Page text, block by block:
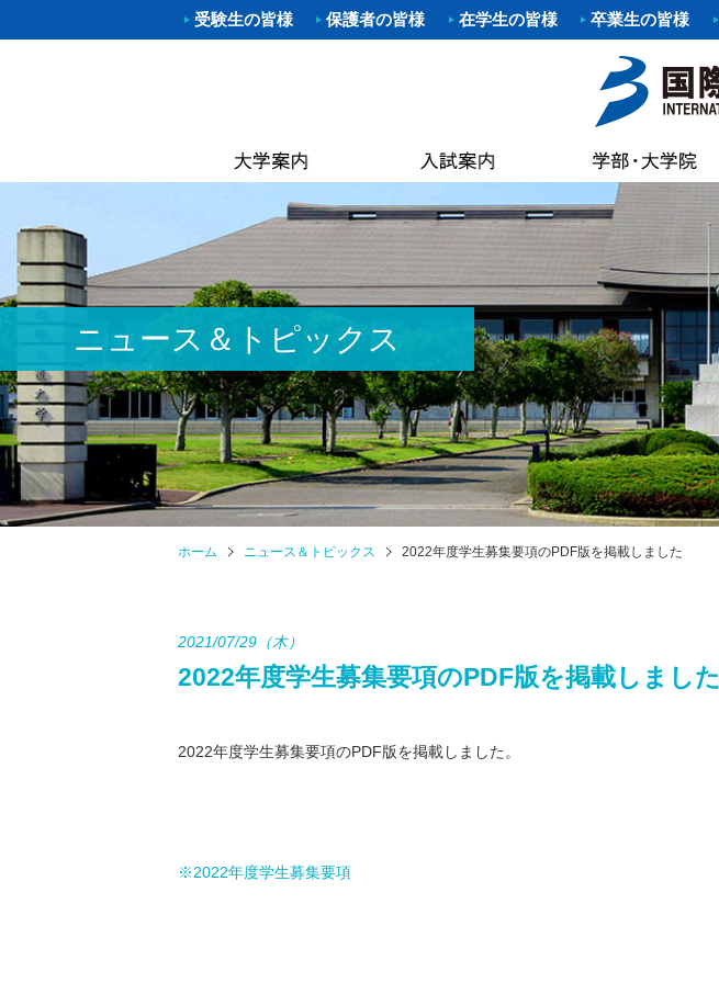
受験生の皆様 保護者の皆様 在学生の皆様 卒業生の皆様
沿革
建学の精神・教育目標・各種方針
校歌
校章・ロゴ・シンボルマーク
3つのポリシー
アセスメントポリシー
ミッション・ステイトメント
教員紹介
履修の手引・授業概要
大学院入試要項
オープンキャンパス
進学相談会
入学金・学費等
入試資料請求
別科 武道専修課程
大学院
カリキュラム
取得可能な資格
教員紹介
進路（就職）支援プログラム・イベント
就職概要状況（結果）
求人お申し込みのお願い（求人受付）
武大NAVI（求人検索）
求人企業・卒業生アンケート
OPAC（国際武道大学蔵書検索）
国際交流プログラム
黒潮祭
学費・奨学金
各種手続き
なぎなた部
ハンドボール部
体操部
ゴルフ部
キンボール部
居合道準クラブ
ボクシング同好会
野外スポーツ同好会
ストリートダンス同好会
茶道部
ICG同好会
ニュース＆トピックス
ホーム ニュース＆トピックス 2022年度学生募集要項のPDF版を掲載しました
2021/07/29（木）
2022年度学生募集要項のPDF版を掲載しました
2022年度学生募集要項のPDF版を掲載しました。
※2022年度学生募集要項